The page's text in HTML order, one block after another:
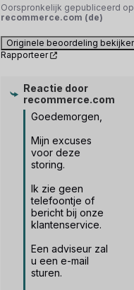
Oorspronkelijk gepubliceerd op
recommerce.com (de)
Originele beoordeling
Rapporteer
Reactie door
recommerce.com
Goedemorgen,
Mijn excuses
voor deze
storing.
Ik zie geen
telefoontje of
bericht bij onze
klantenservice.
Een adviseur zal
u een e-mail
sturen.